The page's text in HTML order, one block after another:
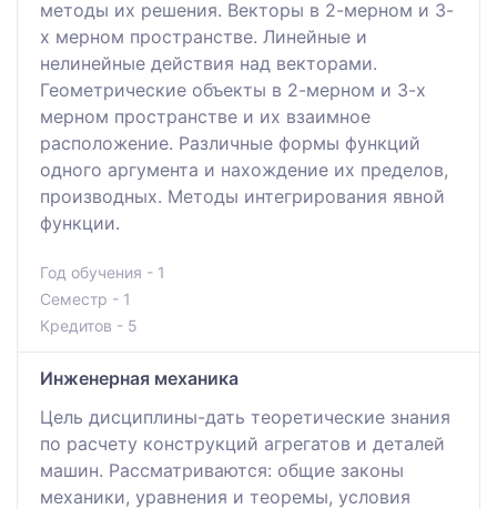
методы их решения. Векторы в 2-мерном и 3-
х мерном пространстве. Линейные и
нелинейные действия над векторами.
Геометрические объекты в 2-мерном и 3-х
мерном пространстве и их взаимное
расположение. Различные формы функций
одного аргумента и нахождение их пределов,
производных. Методы интегрирования явной
функции.
Год обучения - 1
Семестр - 1
Кредитов - 5
Инженерная механика
Цель дисциплины-дать теоретические знания
по расчету конструкций агрегатов и деталей
машин. Рассматриваются: общие законы
механики, уравнения и теоремы, условия